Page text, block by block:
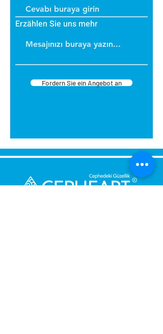
Erzählen Sie uns mehr
Fordern Sie ein Angebot an